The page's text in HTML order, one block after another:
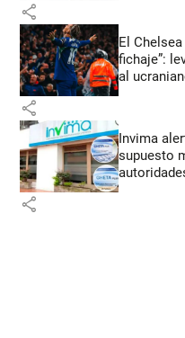
share
El
fichaje”:
al
share
Invima
supuesto
share